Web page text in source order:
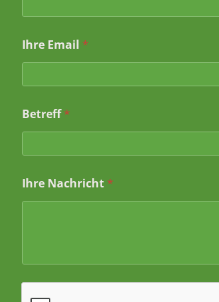
Ihre Email *
Betreff*
e
t
E
m
Ihre Nachricht *